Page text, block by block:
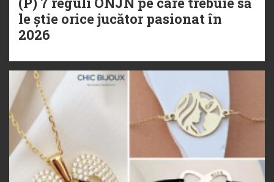
le știe orice jucător pasionat în
2026